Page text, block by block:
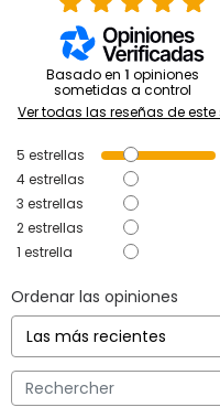
Basado en 1 opiniones
sometidas a control
Ver todas las reseñas de este
5 estrellas
4estrellas
3 estrellas
2estrellas
1 estrella
Ordenar las opiniones